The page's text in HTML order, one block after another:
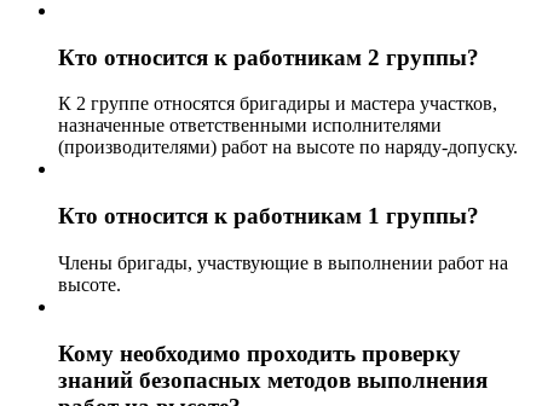
Кто относится к работникам 2 группы?
К 2 группе относятся бригадиры и мастера участков,
назначенные ответственными исполнителями
(производителями) работ на высоте по наряду-допуску.
Кто относится к работникам 1 группы?
Члены бригады, участвующие в выполнении работ на
высоте.
Кому необходимо проходить проверку
знаний безопасных методов выполнения